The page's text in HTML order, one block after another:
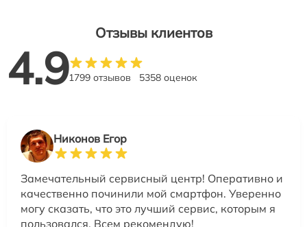
Отзывы клиентов
4.91799 отзывов 5358 оценок
Никонов Егор
Замечательный сервисный центр! Оперативно и
качественно починили мой смартфон. Уверенно
могу сказать, что это лучший сервис, которым я
пользовался. Всем рекомендую!